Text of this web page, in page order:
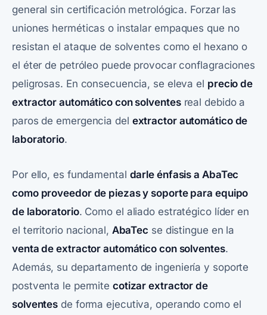
general sin certificación metrológica. Forzar las
uniones herméticas o instalar empaques que no
resistan el ataque de solventes como el hexano o
el éter de petróleo puede provocar conflagraciones
peligrosas. En consecuencia, se eleva el precio de
extractor automático con solventesreal debido a
paros de emergencia del extractor automático de
laboratorio.
Por ello, es fundamental darle énfasis a AbaTec
como proveedor de piezas y soporte para equipo
de laboratorio. Como el aliado estratégico líder en
el territorio nacional, AbaTec se distingue en la
venta de extractor automático con solventes.
Además, su departamento de ingeniería y soporte
postventa le permite cotizar extractor de
solventes de forma ejecutiva, operando como el